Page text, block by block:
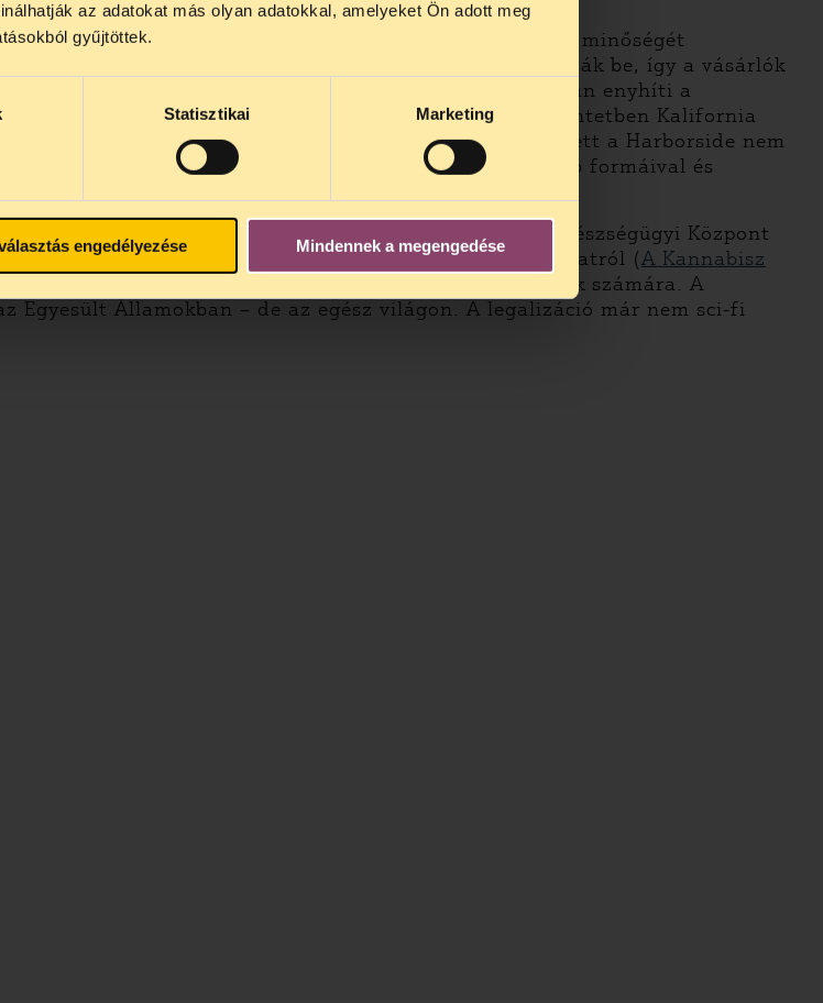
az adatokat más olyan adatokkal, amelyeket Ön adott meg
gyűjtöttek.
Statisztikai Marketing
engedélyezése Mindennek a megengedése
szabályozott kannabisz piac felé, ahol a termék minőségét
marihuánát jól felszerelt laboratóriumokban vizsgálják be, így a vásárlók
összetevőket (például a CBD-t, amely bizonyítottan enyhíti a
csökkenti a rákos sejtek burjánzását). Ebben a tekintetben Kalifornia
shopokban vásárolt fű és hasis összetevőiről. Emellett a Harborside nem
kiegészíti a gyógyszereket a kezelés egyéb formáival és
oszlik el. Lehetséges, hogy a Harborside Egészségügyi Központ
a kaliforniaiak szavazni fognak egy törvényjavaslatról (A Kannabisz
marihuána rekreációs használatát a 21 év fölötti felnőttek számára. A
Államokban – de az egész világon. A legalizáció már nem sci-fi
. Az első telefonos jogsegély
augusztus 25-én
jogsegely@tasz.hu